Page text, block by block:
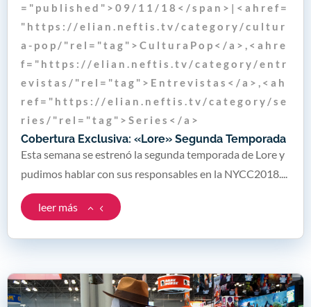
Cobertura Exclusiva: «Lore» Segunda Temporada
= " p u b l i s h e d " > 0 9 / 1 1 / 1 8 < / s p a n > | < a h r e f =
" h t t p s : / / e l i a n . n e f t i s . t v / c a t e g o r y / c u l t u r
a - p o p / " r e l = " t a g " > C u l t u r a P o p < / a > , < a h r e
f = " h t t p s : / / e l i a n . n e f t i s . t v / c a t e g o r y / e n t r
e v i s t a s / " r e l = " t a g " > E n t r e v i s t a s < / a > , < a h
r e f = " h t t p s : / / e l i a n . n e f t i s . t v / c a t e g o r y / s e
r i e s / " r e l = " t a g " > S e r i e s < / a >
Esta semana se estrenó la segunda temporada de Lore y
pudimos hablar con sus responsables en la NYCC2018....
leer más